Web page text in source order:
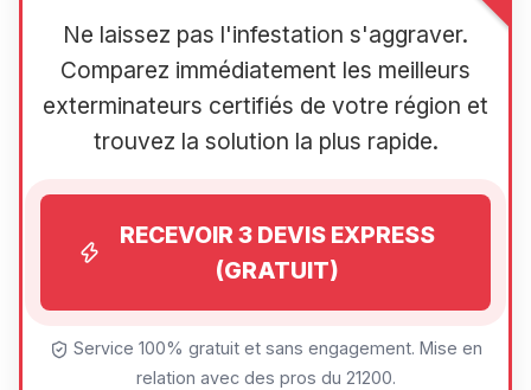
Ne laissez pas l'infestation s'aggraver.
Comparez immédiatement les meilleurs
exterminateurs certifiés de votre région et
trouvez la solution la plus rapide.
RECEVOIR 3 DEVIS EXPRESS
(GRATUIT)
Service 100% gratuit et sans engagement. Mise en
relation avec des pros du 21200.